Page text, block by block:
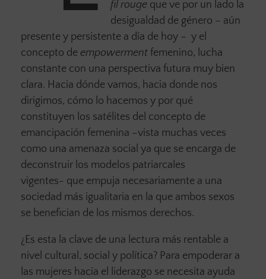
fil rouge que ve por un lado la
desigualdad de género – aún
presente y persistente a día de hoy – y el
concepto de empowerment femenino, lucha
constante con una perspectiva futura muy bien
clara. Hacia dónde vamos, hacia donde nos
dirigimos, cómo lo hacemos y por qué
constituyen los satélites del concepto de
emancipación femenina –vista muchas veces
como una amenaza social ya que se encarga de
deconstruir los modelos patriarcales
vigentes- que empuja necesariamente a una
sociedad más igualitaria en la que ambos sexos
se benefician de los mismos derechos.
¿Es esta la clave de una lectura más rentable a
nivel cultural, social y política? Para empoderar a
las mujeres hacia el liderazgo se necesita ayuda